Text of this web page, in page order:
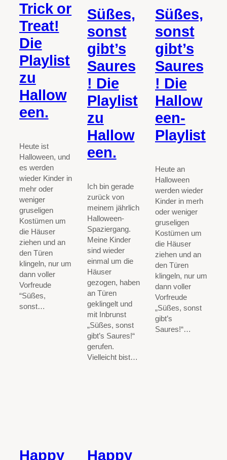
Trick or
Treat!
Die
Playlist
zu
Hallow
een.
Heute ist
Halloween, und
es werden
wieder Kinder in
mehr oder
weniger
gruseligen
Kostümen um
die Häuser
ziehen und an
den Türen
klingeln, nur um
dann voller
Vorfreude
“Süßes,
sonst…
Süßes,
sonst
gibt’s
Saures
! Die
Playlist
zu
Hallow
een.
Ich bin gerade
zurück von
meinem jährlich
Halloween-
Spaziergang.
Meine Kinder
sind wieder
einmal um die
Häuser
gezogen, haben
an Türen
geklingelt und
mit Inbrunst
„Süßes, sonst
gibt’s Saures!“
gerufen.
Vielleicht bist…
Süßes,
sonst
gibt’s
Saures
! Die
Hallow
een-
Playlist
Heute an
Halloween
werden wieder
Kinder in merh
oder weniger
gruseligen
Kostümen um
die Häuser
ziehen und an
den Türen
klingeln, nur um
dann voller
Vorfreude
„Süßes, sonst
gibt’s
Saures!“…
Happy Happy